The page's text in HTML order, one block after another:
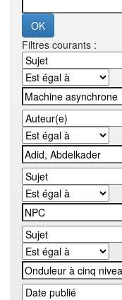
Filtres courants :